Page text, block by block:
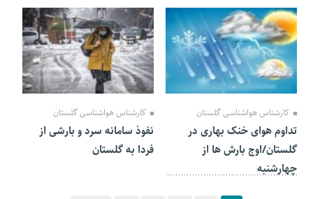
کارشناس هواشناسی گلستان
تداوم هوای خنک بهاری در
گلستان/اوج بارش ها از
چهارشنبه
02 اسفند 1403
کارشناس هواشناسی گلستان
نفوذ سامانه سرد و بارشی از
فردا به گلستان